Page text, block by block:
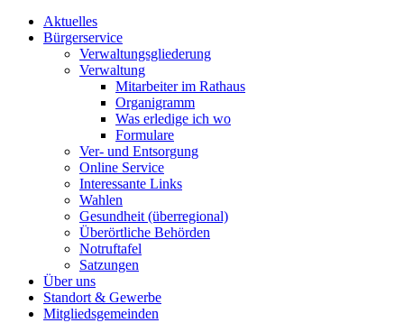
Aktuelles
Bürgerservice
Verwaltungsgliederung
Verwaltung
Mitarbeiter im Rathaus
Organigramm
Was erledige ich wo
Formulare
Ver- und Entsorgung
Online Service
Interessante Links
Wahlen
Gesundheit (überregional)
Überörtliche Behörden
Notruftafel
Satzungen
Über uns
Standort & Gewerbe
Mitgliedsgemeinden